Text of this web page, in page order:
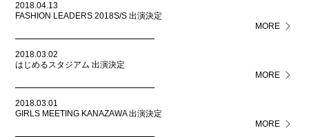
2018.04.13
FASHION LEADERS 2018S/S 出演決定
MORE
2018.03.02
はじめるスタジアム 出演決定
MORE
2018.03.01
GIRLS MEETING KANAZAWA 出演決定
MORE